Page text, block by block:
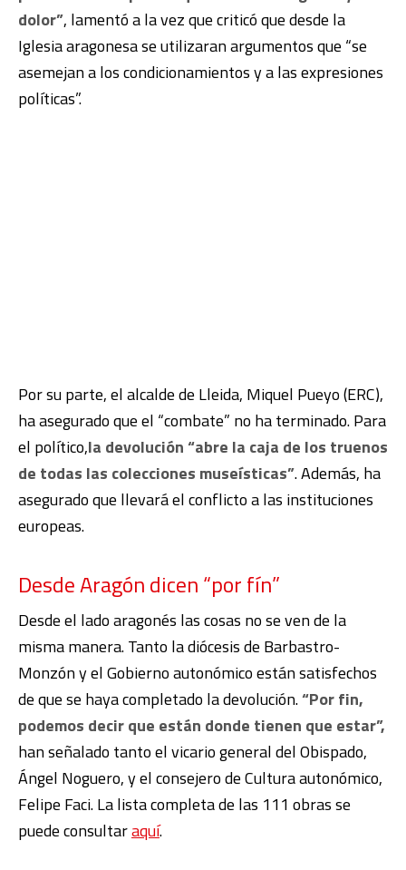
dolor”, lamentó a la vez que criticó que desde la
Iglesia aragonesa se utilizaran argumentos que “se
asemejan a los condicionamientos y a las expresiones
políticas”.
Por su parte, el alcalde de Lleida, Miquel Pueyo (ERC),
ha asegurado que el “combate” no ha terminado. Para
el político,la devolución “abre la caja de los truenos
de todas las colecciones museísticas”. Además, ha
asegurado que llevará el conflicto a las instituciones
europeas.
Desde Aragón dicen “por fín”
Desde el lado aragonés las cosas no se ven de la
misma manera. Tanto la diócesis de Barbastro-
Monzón y el Gobierno autonómico están satisfechos
de que se haya completado la devolución.“Por fin,
podemos decir que están donde tienen que estar”,
han señalado tanto el vicario general del Obispado,
Ángel Noguero, y el consejero de Cultura autonómico,
Felipe Faci. La lista completa de las 111 obras se
puede consultaraquí.